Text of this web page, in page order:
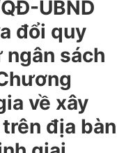
UBND
đổi quy
sách
về xây
địa bàn